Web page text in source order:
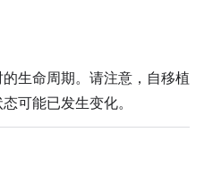
生命周期。请注意，自移植
可能已发生变化。